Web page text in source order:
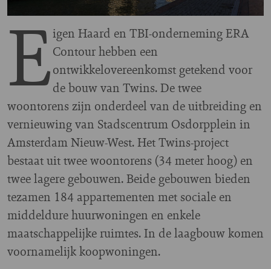
Eigen Haard en TBI-onderneming ERA
Contour hebben een
ontwikkelovereenkomst getekend voor
de bouw van Twins. De twee
woontorens zijn onderdeel van de uitbreiding en
vernieuwing van Stadscentrum Osdorpplein in
Amsterdam Nieuw-West. Het Twins-project
bestaat uit twee woontorens (34 meter hoog) en
twee lagere gebouwen. Beide gebouwen bieden
tezamen 184 appartementen met sociale en
middeldure huurwoningen en enkele
maatschappelijke ruimtes. In de laagbouw komen
voornamelijk koopwoningen.